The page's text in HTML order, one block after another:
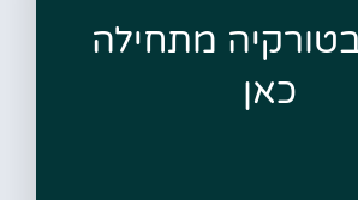
בטורקיה מתחילה
כאן